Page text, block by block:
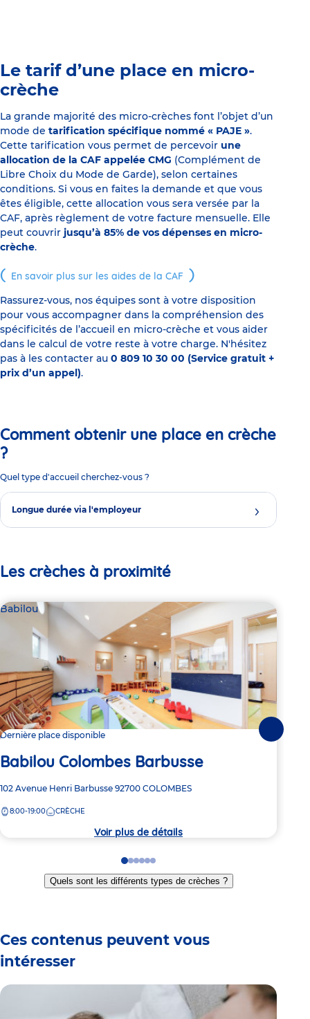
Le tarif d’une place en micro-
crèche
La grande majorité des micro-crèches font l’objet d’un
mode de tarification spécifique nommé « PAJE ».
Cette tarification vous permet de percevoir une
allocation de la CAF appelée CMG (Complément de
Libre Choix du Mode de Garde), selon certaines
conditions. Si vous en faites la demande et que vous
êtes éligible, cette allocation vous sera versée par la
CAF, après règlement de votre facture mensuelle. Elle
peut couvrir jusqu’à 85% de vos dépenses en micro-
crèche.
En savoir plus sur les aides de la CAF
Rassurez-vous, nos équipes sont à votre disposition
pour vous accompagner dans la compréhension des
spécificités de l’accueil en micro-crèche et vous aider
dans le calcul de votre reste à votre charge. N'hésitez
pas à les contacter au 0 809 10 30 00 (Service gratuit +
prix d’un appel).
Comment obtenir une place en crèche
?
Quel type d'accueil cherchez-vous ?
Longue durée via l'employeur
Les crèches à proximité
Babilou
Dernière place disponible
Babilou Colombes Barbusse
Adresse
la
102 Avenue Henri Barbusse 92700 COLOMBES
8:00-19:00 CRÈCHE
Voir plus de détails
Go
to
slide
Go
to
slide
Go
to
slide
Go
to
slide
Go
to
slide
Go
to
slide
Quels sont les différents types de crèches ?
Ces contenus peuvent vous
intéresser